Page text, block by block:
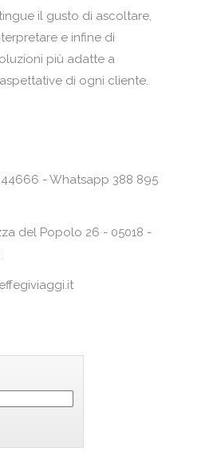
il gusto di ascoltare,
e infine di
più adatte a
di ogni cliente.
- Whatsapp 388 895
del Popolo 26 - 05018 -